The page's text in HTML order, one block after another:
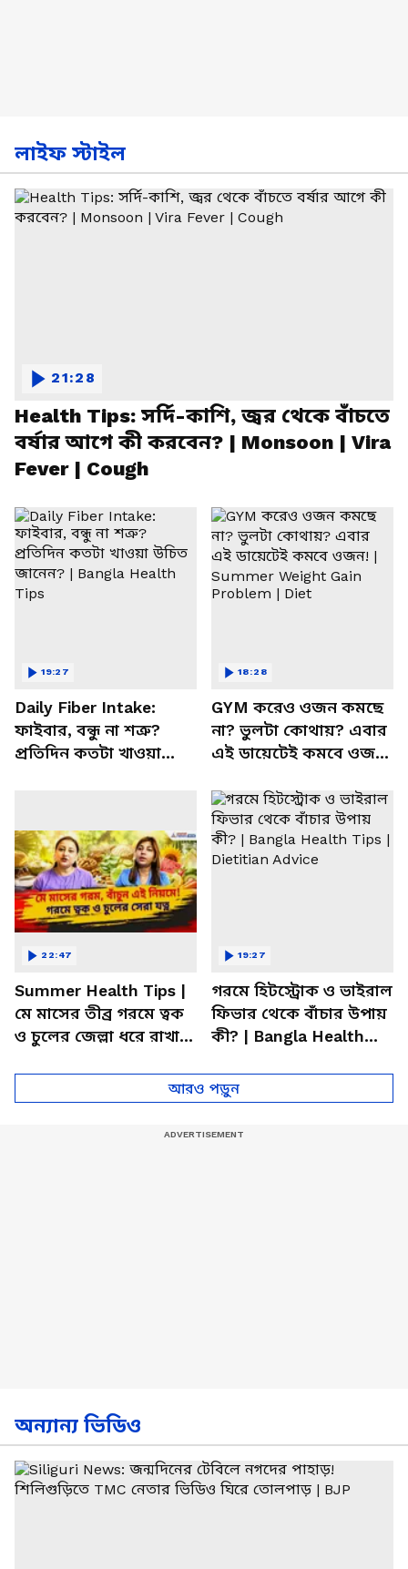
লাইফ স্টাইল
Health Tips: সর্দি-কাশি, জ্বর থেকে বাঁচতে
বর্ষার আগে কী করবেন? | Monsoon | Vira
Fever | Cough
21:28
Daily Fiber Intake:
ফাইবার, বন্ধু না শত্রু?
প্রতিদিন কতটা খাওয়া
19:27
GYM করেও ওজন কমছে
না? ভুলটা কোথায়? এবার
এই ডায়েটেই কমবে ওজন!
Problem | Diet
18:28
Summer Health Tips |
মে মাসের তীব্র গরমে ত্বক
ও চুলের জেল্লা ধরে রাখার
22:47
গরমে হিটস্ট্রোক ও ভাইরাল
ফিভার থেকে বাঁচার উপায়
কী? | Bangla Health
19:27
আরও পড়ুন
অন্যান্য ভিডিও